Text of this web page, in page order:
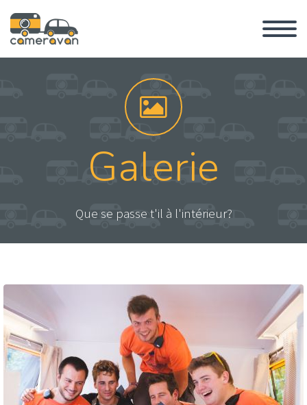


Galerie
Que se passe t'il à l'intérieur?